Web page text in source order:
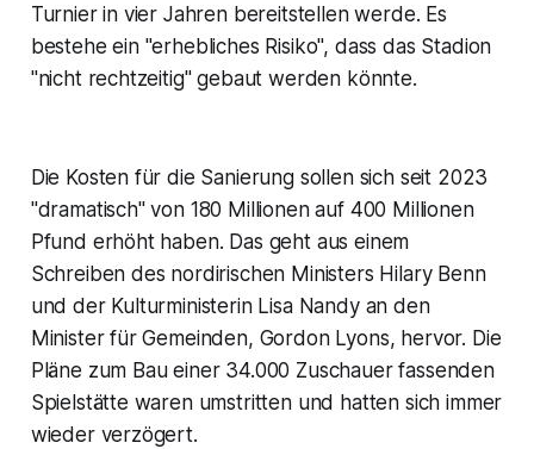
Turnier in vier Jahren bereitstellen werde. Es
bestehe ein "erhebliches Risiko", dass das Stadion
"nicht rechtzeitig" gebaut werden könnte.
Die Kosten für die Sanierung sollen sich seit 2023
"dramatisch" von 180 Millionen auf 400 Millionen
Pfund erhöht haben. Das geht aus einem
Schreiben des nordirischen Ministers Hilary Benn
und der Kulturministerin Lisa Nandy an den
Minister für Gemeinden, Gordon Lyons, hervor. Die
Pläne zum Bau einer 34.000 Zuschauer fassenden
Spielstätte waren umstritten und hatten sich immer
wieder verzögert.